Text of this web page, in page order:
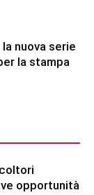
nuova serie
la stampa
opportunità